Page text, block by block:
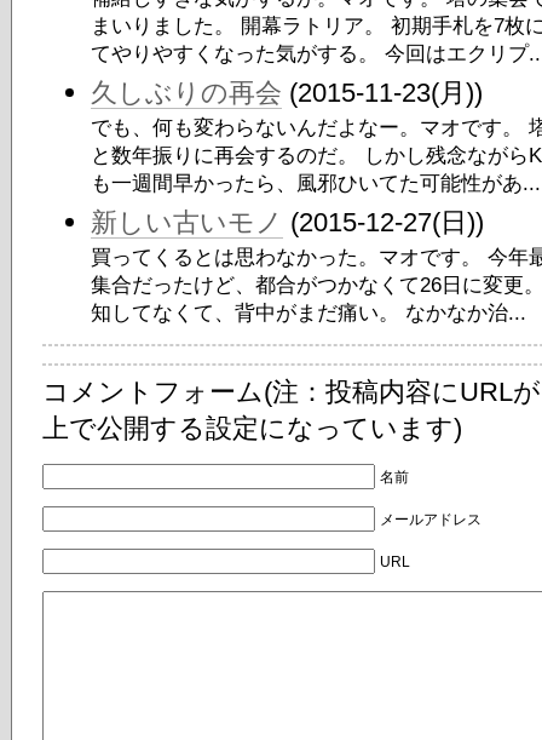
まいりました。 開幕ラトリア。 初期手札を7枚
てやりやすくなった気がする。 今回はエクリプ
久しぶりの再会 (2015-11-23(月))
でも、何も変わらないんだよなー。マオです。
と数年振りに再会するのだ。 しかし残念ながら
も一週間早かったら、風邪ひいてた可能性があ...
新しい古いモノ (2015-12-27(日))
買ってくるとは思わなかった。マオです。 今年
集合だったけど、都合がつかなくて26日に変更
知してなくて、背中がまだ痛い。 なかなか治...
コメントフォーム(注：投稿内容にURL
上で公開する設定になっています)
名前
メールアドレス
URL